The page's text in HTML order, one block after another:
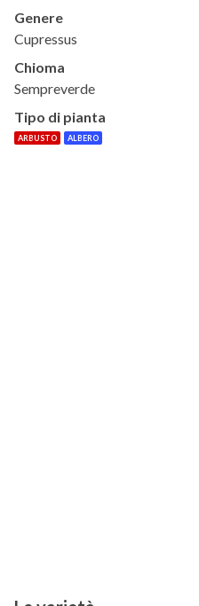
Genere
Cupressus
Chioma
Sempreverde
Tipo di pianta
ARBUSTO ALBERO